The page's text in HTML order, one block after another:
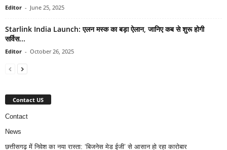
Editor - June 25, 2025
Starlink India Launch: एलन मस्क का बड़ा ऐलान, जानिए कब से शुरू होगी
सर्विस...
Editor - October 26, 2025
Contact US
Contact
News
छत्तीसगढ़ में निवेश का नया रास्ता: ‘बिजनेस मेड ईजी’ से आसान हो रहा कारोबार